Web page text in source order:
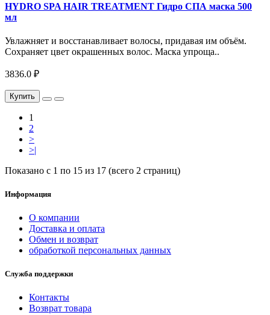
HYDRO SPA HAIR TREATMENT Гидро СПА маска 500
мл
Увлажняет и восстанавливает волосы, придавая им объём.
Сохраняет цвет окрашенных волос. Маска упроща..
3836.0 ₽
Купить
1
2
>
>|
Показано с 1 по 15 из 17 (всего 2 страниц)
Информация
О компании
Доставка и оплата
Обмен и возврат
обработкой персональных данных
Служба поддержки
Контакты
Возврат товара